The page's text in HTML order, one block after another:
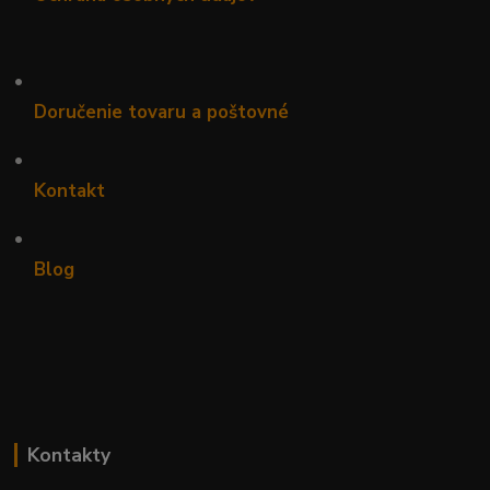
•
Doručenie tovaru a poštovné
•
Kontakt
•
Blog
Kontakty